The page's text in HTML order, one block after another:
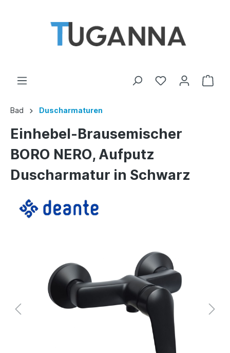
Bad Duscharmaturen
Einhebel-Brausemischer
BORO NERO, Aufputz
Duscharmatur in Schwarz